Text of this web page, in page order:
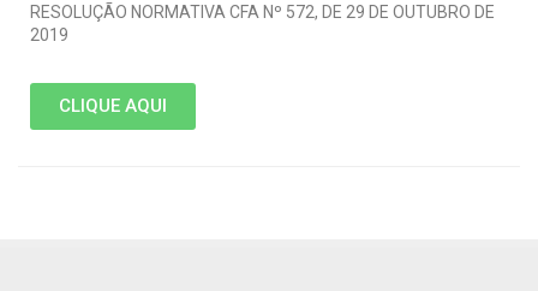
RESOLUÇÃO NORMATIVA CFA Nº 572, DE 29 DE OUTUBRO DE
2019
CLIQUE AQUI